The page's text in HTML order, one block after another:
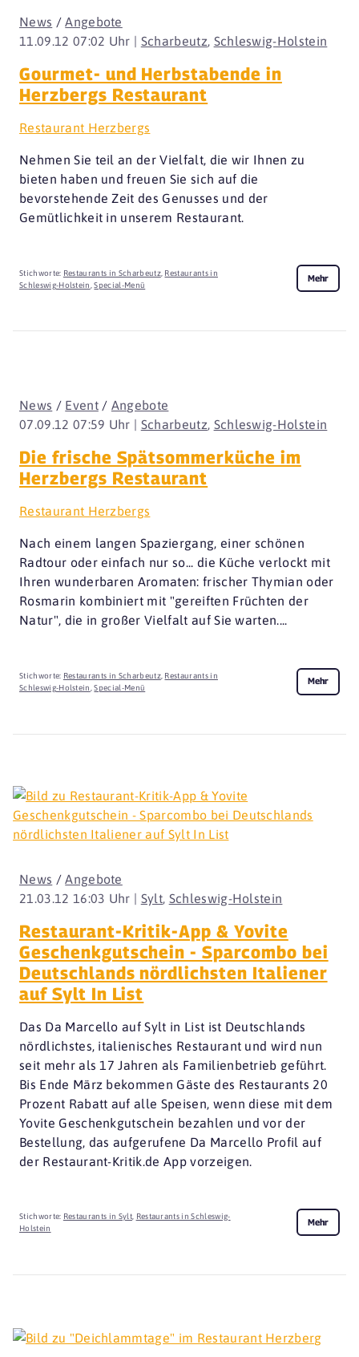
11.09.12 07:02 Uhr | Scharbeutz, Schleswig-Holstein
News /Angebote
Gourmet- und Herbstabende in
Herzbergs Restaurant
Restaurant Herzbergs
Nehmen Sie teil an der Vielfalt, die wir Ihnen zu
bieten haben und freuen Sie sich auf die
bevorstehende Zeit des Genusses und der
Gemütlichkeit in unserem Restaurant.
Stichworte: Restaurants in Scharbeutz, Restaurants in
Schleswig-Holstein ,Special-Menü
Mehr
07.09.12 07:59 Uhr | Scharbeutz, Schleswig-Holstein
News / Event/ Angebote
Die frische Spätsommerküche im
Herzbergs Restaurant
Restaurant Herzbergs
Nach einem langen Spaziergang, einer schönen
Radtour oder einfach nur so... die Küche verlockt mit
Ihren wunderbaren Aromaten: frischer Thymian oder
Rosmarin kombiniert mit "gereiften Früchten der
Natur", die in großer Vielfalt auf Sie warten....
Stichworte: Restaurants in Scharbeutz, Restaurants in
Schleswig-Holstein ,Special-Menü
Mehr
21.03.12 16:03 Uhr | Sylt, Schleswig-Holstein
News /Angebote
Restaurant-Kritik-App & Yovite
Geschenkgutschein - Sparcombo bei
Deutschlands nördlichsten Italiener
auf Sylt In List
Das Da Marcello auf Sylt in List ist Deutschlands
nördlichstes, italienisches Restaurant und wird nun
seit mehr als 17 Jahren als Familienbetrieb geführt.
Bis Ende März bekommen Gäste des Restaurants 20
Prozent Rabatt auf alle Speisen, wenn diese mit dem
Yovite Geschenkgutschein bezahlen und vor der
Bestellung, das aufgerufene Da Marcello Profil auf
der Restaurant-Kritik.de App vorzeigen.
Stichworte: Restaurants in Sylt, Restaurants in Schleswig-
Holstein
Mehr